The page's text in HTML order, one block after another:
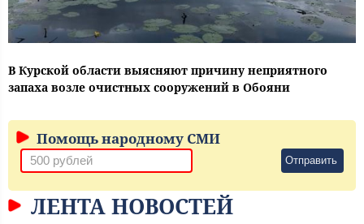
В Курской области выясняют причину неприятного
запаха возле очистных сооружений в Обояни
Помощь народному СМИ
Отправить
ЛЕНТА НОВОСТЕЙ